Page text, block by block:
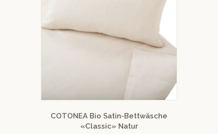
COTONEA Bio Satin-Bettwäsche
«Classic» Natur